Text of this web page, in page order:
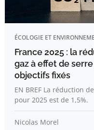
ÉCOLOGIE ET
France 2025 : la
gaz à effet de
objectifs fixés
EN BREF La réduction
pour 2025 est de 1,5%.
Nicolas Morel